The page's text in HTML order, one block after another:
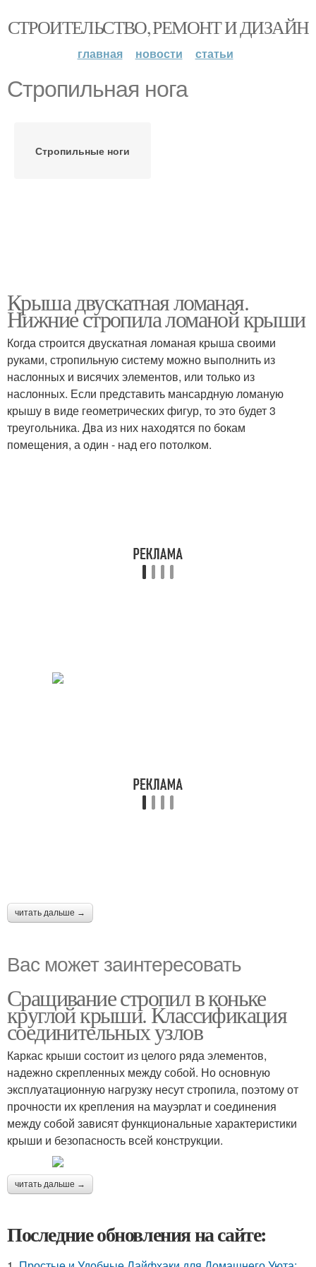
СТРОИТЕЛЬСТВО, РЕМОНТ И ДИЗАЙН
главная новости статьи
Стропильная нога
Стропильные ноги
Крыша двускатная ломаная.
Нижние стропила ломаной крыши
Когда строится двускатная ломаная крыша своими
руками, стропильную систему можно выполнить из
наслонных и висячих элементов, или только из
наслонных. Если представить мансардную ломаную
крышу в виде геометрических фигур, то это будет 3
треугольника. Два из них находятся по бокам
помещения, а один - над его потолком.
читать дальше →
Вас может заинтересовать
Сращивание стропил в коньке
круглой крыши. Классификация
соединительных узлов
Каркас крыши состоит из целого ряда элементов,
надежно скрепленных между собой. Но основную
эксплуатационную нагрузку несут стропила, поэтому от
прочности их крепления на мауэрлат и соединения
между собой зависят функциональные характеристики
крыши и безопасность всей конструкции.
читать дальше →
Последние обновления на сайте: